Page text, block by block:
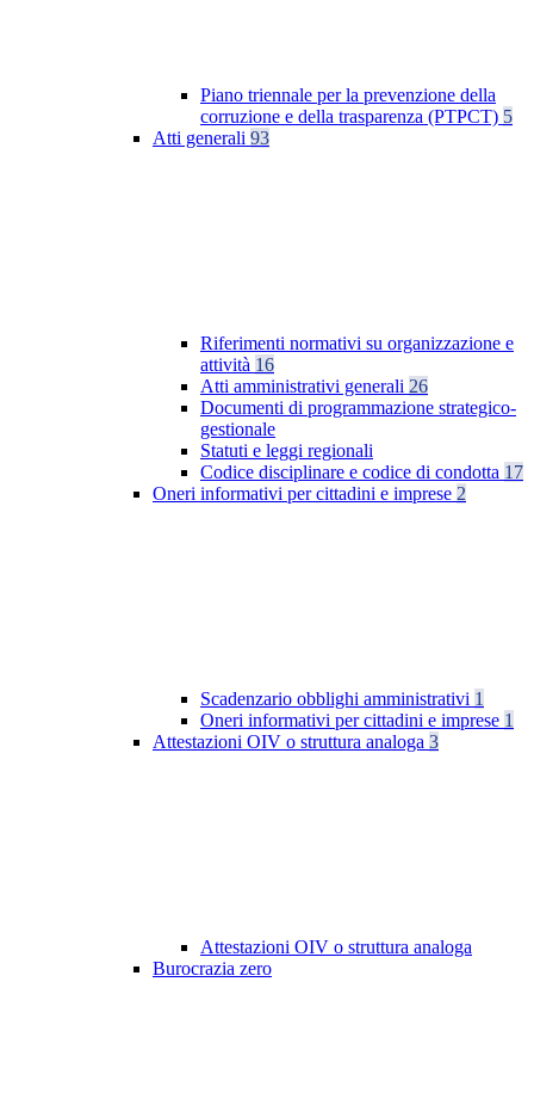
Piano triennale per la prevenzione della
corruzione e della trasparenza (PTPCT) 5
Atti generali 93
Riferimenti normativi su organizzazione e
attività 16
Atti amministrativi generali 26
Documenti di programmazione strategico-
gestionale
Statuti e leggi regionali
Codice disciplinare e codice di condotta 17
Oneri informativi per cittadini e imprese 2
Scadenzario obblighi amministrativi 1
Oneri informativi per cittadini e imprese 1
Attestazioni OIV o struttura analoga 3
Attestazioni OIV o struttura analoga
Burocrazia zero